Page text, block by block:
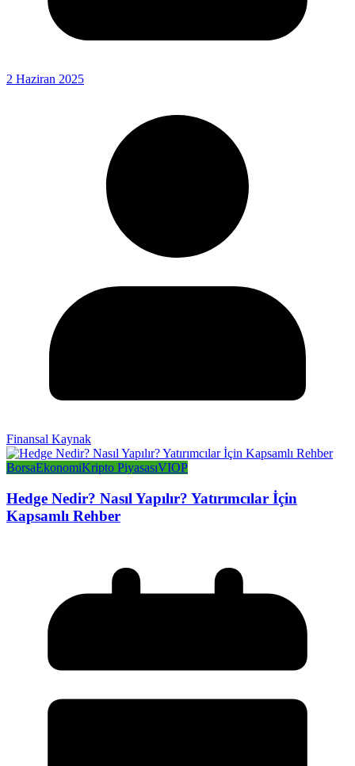
2 Haziran 2025
Finansal Kaynak
BorsaEkonomiKripto PiyasasıVIOP
Hedge Nedir? Nasıl Yapılır? Yatırımcılar İçin
Kapsamlı Rehber